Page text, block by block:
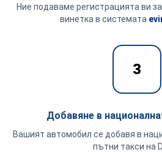
Ние подаваме регистрацията ви
винетка в системата
3
Добавяне в
Вашият автомобил се добавя в
пътни такси на